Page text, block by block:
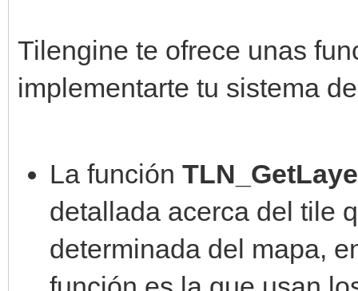
Tilengine te ofrece unas
implementarte tu sistema
La función
detallada acerca del tile
determinada del mapa,